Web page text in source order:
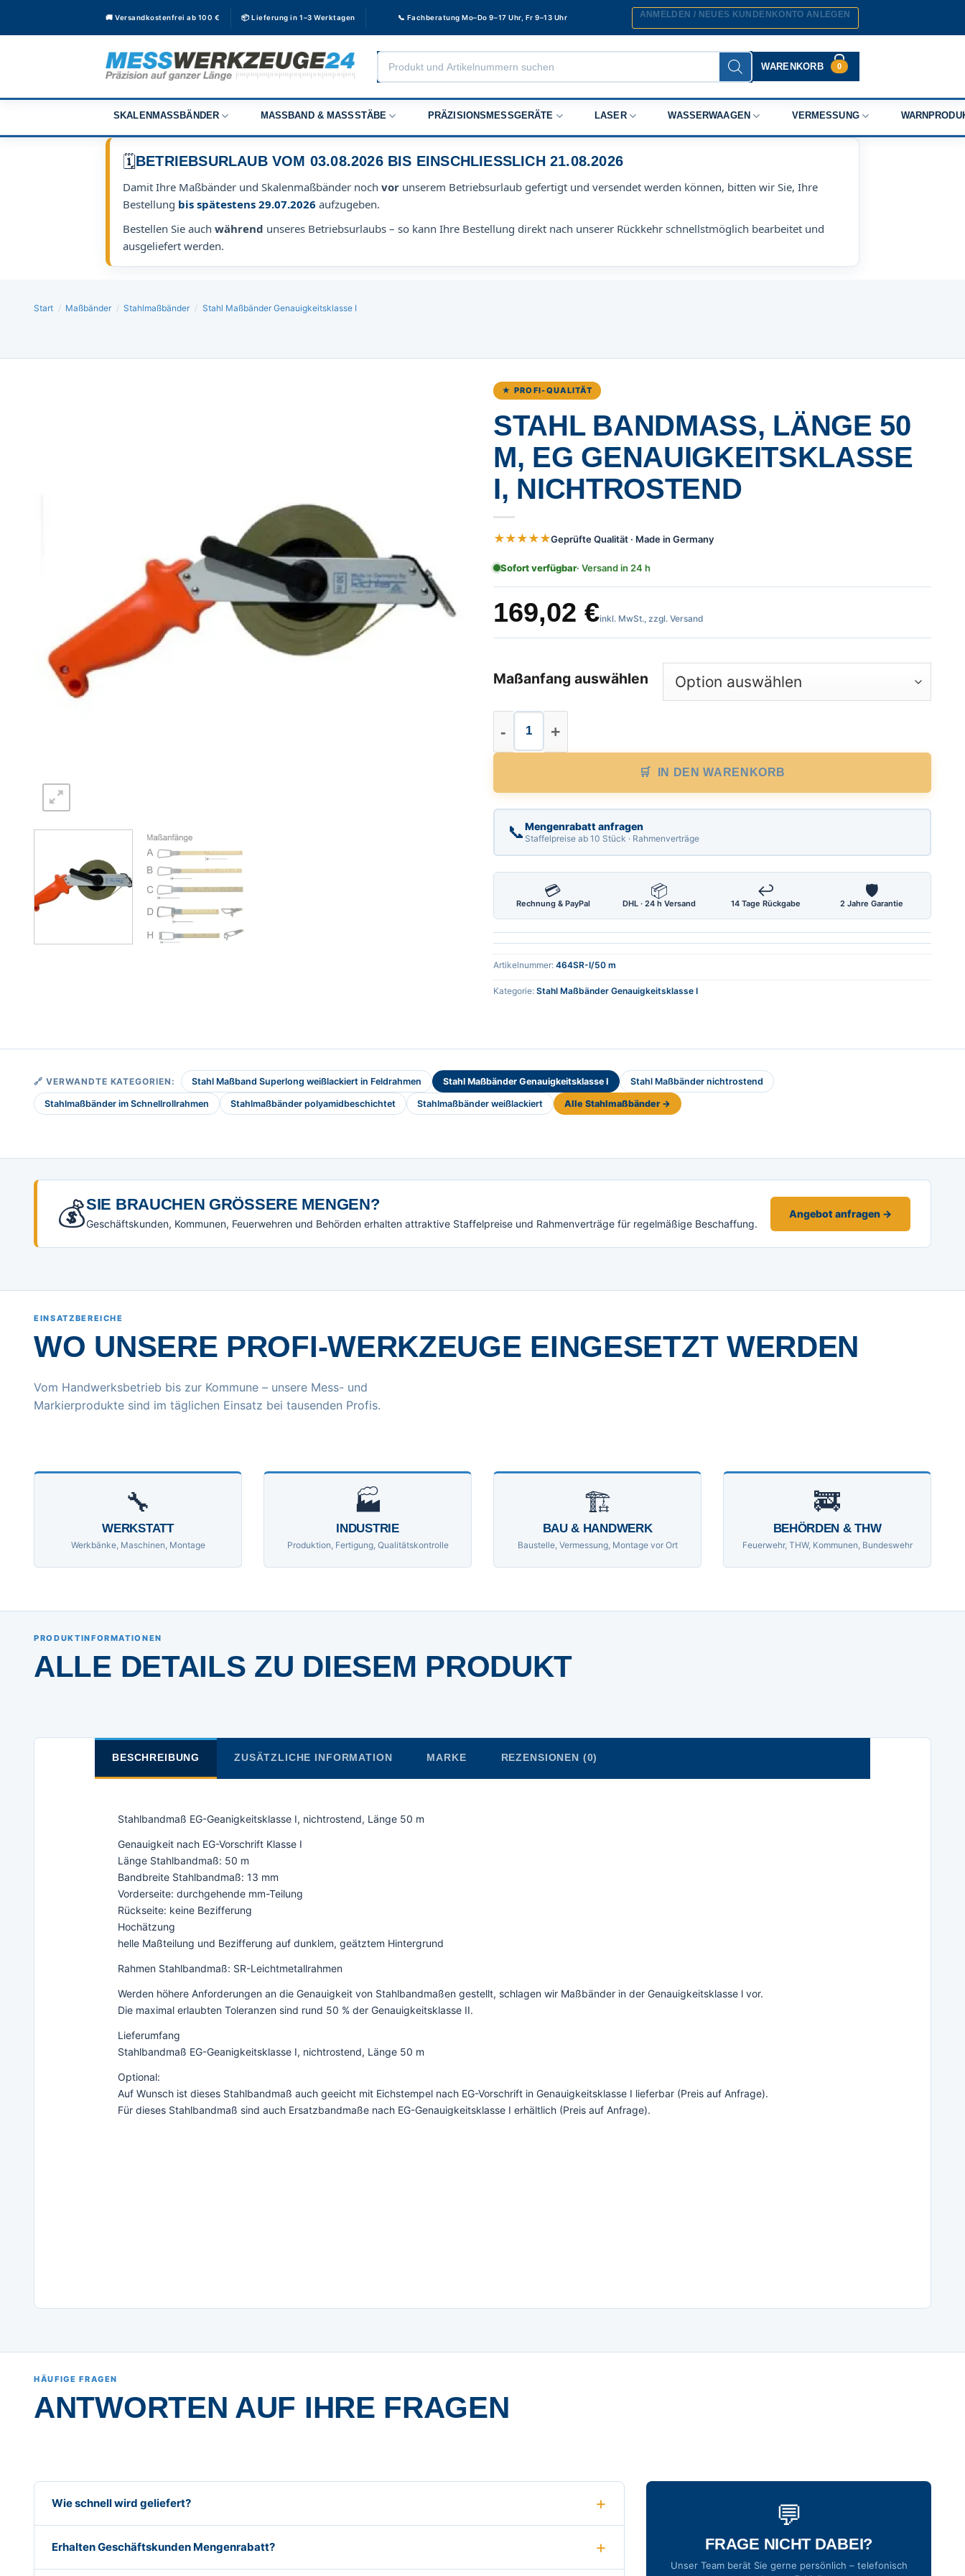
🚚 Versandkostenfrei ab 100 € 📦 Lieferung in 1–3 Werktagen 📞 Fachberatung Mo–Do 9–17 Uhr, Fr 9–13 Uhr ANMELDEN / NEUES KUNDENKONTO ANLEGEN
Products
search
WARENKORB 0
SKALENMASSBÄNDER MASSBAND & MASSSTÄBE PRÄZISIONSMESSGERÄTE LASER WASSERWAAGEN VERMESSUNG
🗓️BETRIEBSURLAUB VOM 03.08.2026 BIS EINSCHLIESSLICH 21.08.2026
Damit Ihre Maßbänder und Skalenmaßbänder noch vor unserem Betriebsurlaub gefertigt und versendet werden können, bitten wir Sie, Ihre
Bestellung bis spätestens 29.07.2026 aufzugeben.
Bestellen Sie auch während unseres Betriebsurlaubs – so kann Ihre Bestellung direkt nach unserer Rückkehr schnellstmöglich bearbeitet und
ausgeliefert werden.
Start / Maßbänder / Stahlmaßbänder / Stahl Maßbänder Genauigkeitsklasse I
★ PROFI-QUALITÄT
STAHL BANDMASS, LÄNGE 50 M
, EG GENAUIGKEITSKLASSE I
, NICHTROSTEND
★★★★★Geprüfte Qualität · Made in Germany
Sofort verfügbar· Versand in 24 h
169,02 €inkl. MwSt., zzgl. Versand
Maßanfang auswählen
Stahl Bandmaß, Länge 50 m, EG Genauigkeitsklasse I,
IN DEN WARENKORB
📞Mengenrabatt anfragen
Staffelpreise ab 10 Stück · Rahmenverträge
💳
Rechnung & PayPal
📦
DHL · 24 h Versand
↩
14 Tage Rückgabe
🛡
2 Jahre Garantie
Artikelnummer: 464SR-I/50 m
Kategorie: Stahl Maßbänder Genauigkeitsklasse I
🔗 VERWANDTE KATEGORIEN: Stahl Maßband Superlong weißlackiert in Feldrahmen Stahl Maßbänder Genauigkeitsklasse I Stahl Maßbänder nichtrostend
Stahlmaßbänder im Schnellrollrahmen Stahlmaßbänder polyamidbeschichtet Stahlmaßbänder weißlackiert Alle Stahlmaßbänder →
💰SIE BRAUCHEN GRÖSSERE MENGEN?
Geschäftskunden, Kommunen, Feuerwehren und Behörden erhalten attraktive Staffelpreise und Rahmenverträge für regelmäßige Beschaffung.
Angebot anfragen →
EINSATZBEREICHE
WO UNSERE PROFI-WERKZEUGE EINGESETZT WERDEN
Vom Handwerksbetrieb bis zur Kommune – unsere Mess- und
Markierprodukte sind im täglichen Einsatz bei tausenden Profis.
🔧
WERKSTATT
Werkbänke, Maschinen, Montage
🏭
INDUSTRIE
Produktion, Fertigung, Qualitätskontrolle
🏗
BAU & HANDWERK
Baustelle, Vermessung, Montage vor Ort
🚒
BEHÖRDEN & THW
Feuerwehr, THW, Kommunen, Bundeswehr
PRODUKTINFORMATIONEN
ALLE DETAILS ZU DIESEM PRODUKT
BESCHREIBUNG ZUSÄTZLICHE INFORMATION MARKE REZENSIONEN (0)
Stahlbandmaß EG-Geanigkeitsklasse I, nichtrostend, Länge 50 m
Genauigkeit nach EG-Vorschrift Klasse I
Länge Stahlbandmaß: 50 m
Bandbreite Stahlbandmaß: 13 mm
Vorderseite: durchgehende mm-Teilung
Rückseite: keine Bezifferung
Hochätzung
helle Maßteilung und Bezifferung auf dunklem, geätztem Hintergrund
Rahmen Stahlbandmaß: SR-Leichtmetallrahmen
Werden höhere Anforderungen an die Genauigkeit von Stahlbandmaßen gestellt, schlagen wir Maßbänder in der Genauigkeitsklasse l vor.
Die maximal erlaubten Toleranzen sind rund 50 % der Genauigkeitsklasse II.
Lieferumfang
Stahlbandmaß EG-Geanigkeitsklasse I, nichtrostend, Länge 50 m
Optional:
Auf Wunsch ist dieses Stahlbandmaß auch geeicht mit Eichstempel nach EG-Vorschrift in Genauigkeitsklasse I lieferbar (Preis auf Anfrage).
Für dieses Stahlbandmaß sind auch Ersatzbandmaße nach EG-Genauigkeitsklasse I erhältlich (Preis auf Anfrage).
HÄUFIGE FRAGEN
ANTWORTEN AUF IHRE FRAGEN
Wie schnell wird geliefert?
Erhalten Geschäftskunden Mengenrabatt?
💬
FRAGE NICHT DABEI?
Unser Team berät Sie gerne persönlich – telefonisch